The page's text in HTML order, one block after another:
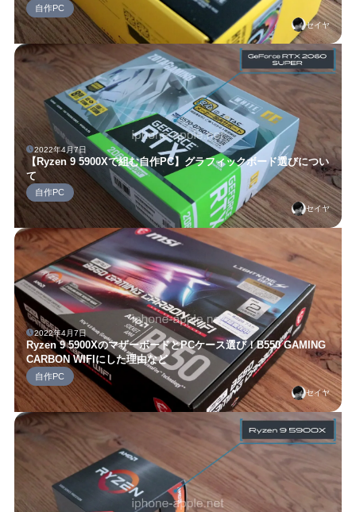
自作PC
セイヤ
2022年4月7日
【Ryzen 9 5900Xで組む自作PC】グラフィックボード選びについ
て
自作PC
セイヤ
2022年4月7日
Ryzen 9 5900XのマザーボードとPCケース選び！B550 GAMING
CARBON WIFIにした理由など
自作PC
セイヤ